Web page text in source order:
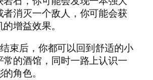
者消灭一个敌人，你可能会获
增益效果。
束后，你都可以回到舒适的小
常的酒馆，同时一路上认识一
角色。